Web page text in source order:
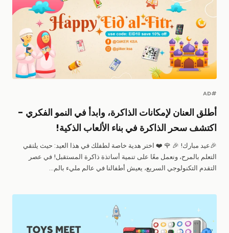
#AD
أطلق العنان لإمكانات الذاكرة، وابدأ في النمو الفكري -
اكتشف سحر الذاكرة في بناء الألعاب الذكية!
🎉عيد مبارك! 🎉 🌹 ❤️ اختر هدية خاصة لطفلك في هذا العيد: حيث يلتقي
التعلم بالمرح، ونعمل معًا على تنمية أساتذة ذاكرة المستقبل! في عصر
التقدم التكنولوجي السريع، يعيش أطفالنا في عالم مليء بالم...